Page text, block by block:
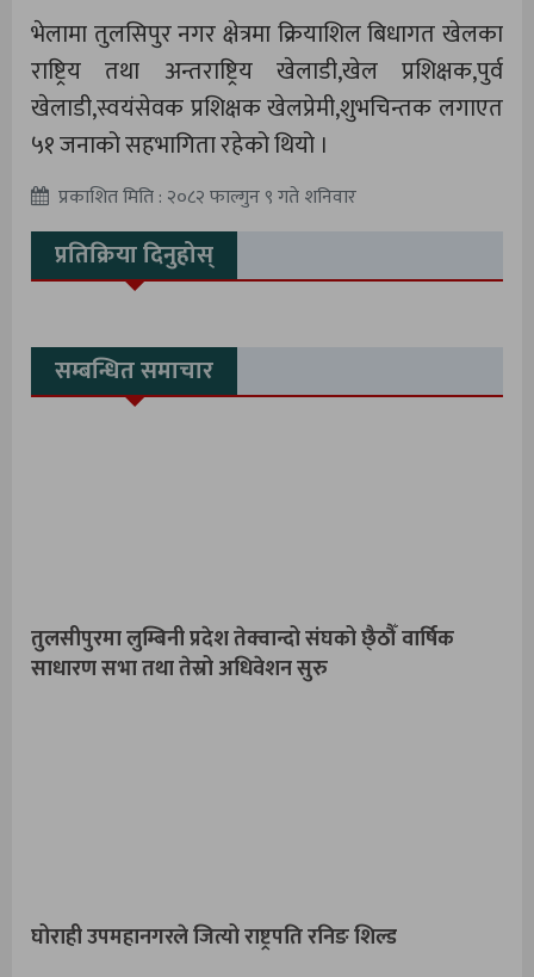
भेलामा तुलसिपुर नगर क्षेत्रमा क्रियाशिल बिधागत खेलका
राष्ट्रिय तथा अन्तराष्ट्रिय खेलाडी,खेल प्रशिक्षक,पुर्व
खेलाडी,स्वयंसेवक प्रशिक्षक खेलप्रेमी,शुभचिन्तक लगाएत
५१ जनाको सहभागिता रहेको थियो ।
प्रकाशित मिति : २०८२ फाल्गुन ९ गते शनिवार
प्रतिक्रिया दिनुहोस्
सम्बन्धित समाचार
तुलसीपुरमा लुम्बिनी प्रदेश तेक्वान्दो संघको छै्ठौँ वार्षिक
साधारण सभा तथा तेस्रो अधिवेशन सुरु
घोराही उपमहानगरले जित्यो राष्ट्रपति रनिङ शिल्ड